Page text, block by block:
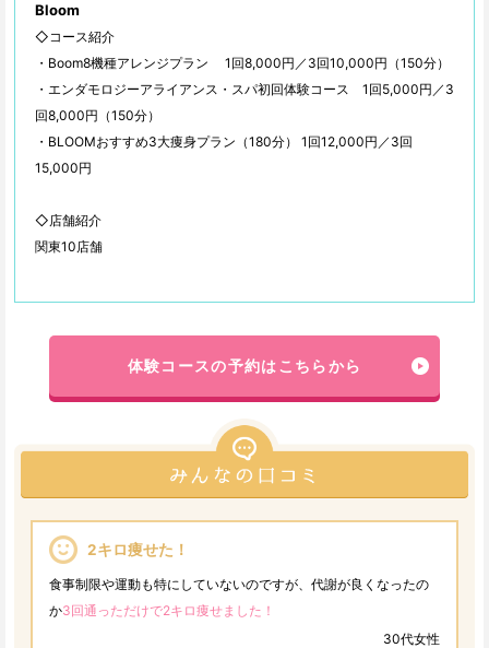
Bloom
◇コース紹介
・Boom8機種アレンジプラン 1回8,000円／3回10,000円（150分）
・エンダモロジーアライアンス・スパ初回体験コース 1回5,000円／3
回8,000円（150分）
・BLOOMおすすめ3大痩身プラン（180分） 1回12,000円／3回
15,000円
◇店舗紹介
関東10店舗
体験コースの予約はこちらから
2キロ痩せた！
食事制限や運動も特にしていないのですが、代謝が良くなったの
か3回通っただけで2キロ痩せました！
30代女性